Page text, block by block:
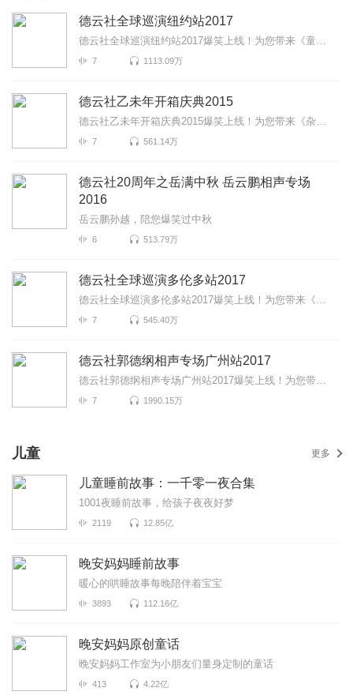
德云社全球巡演纽约站2017
德云社全球巡演纽约站2017爆笑上线！为您带来《童年故事》《富贵有余》《学外语》等高能相声！各种爆笑...
7 1113.09万
德云社乙未年开箱庆典2015
德云社乙未年开箱庆典2015爆笑上线！为您带来《杂学唱》《万寿图》《学外语》等高能相声！各种爆笑包袱...
7 561.14万
德云社20周年之岳满中秋 岳云鹏相声专场
2016
岳云鹏孙越，陪您爆笑过中秋
6 513.79万
德云社全球巡演多伦多站2017
德云社全球巡演多伦多站2017爆笑上线！为您带来《童年故事》《富贵有余》《打灯谜》等高能相声！各种爆...
7 545.40万
德云社郭德纲相声专场广州站2017
德云社郭德纲相声专场广州站2017爆笑上线！为您带来《说学逗胖》《金鸡爆笑《绕口令》等高能相声！各种...
7 1990.15万
儿童 更多
儿童睡前故事：一千零一夜合集
1001夜睡前故事，给孩子夜夜好梦
2119 12.85亿
晚安妈妈睡前故事
暖心的哄睡故事每晚陪伴着宝宝
3893 112.16亿
晚安妈妈原创童话
晚安妈妈工作室为小朋友们量身定制的童话
413 4.22亿